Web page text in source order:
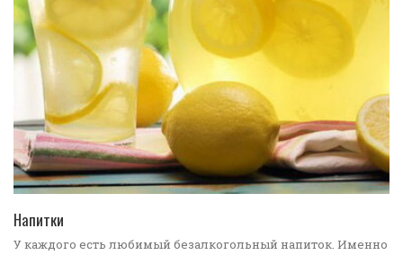
Напитки
У каждого есть любимый безалкогольный напиток. Именно